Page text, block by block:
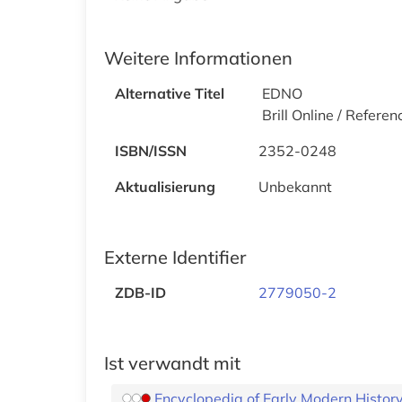
Weitere Informationen
Alternative Titel
EDNO
Brill Online /
ISBN/ISSN
2352-0248
Aktualisierung
Unbekannt
Externe Identifier
ZDB-ID 2779050-2
Ist verwandt mit
Encyclopedia of Early Modern